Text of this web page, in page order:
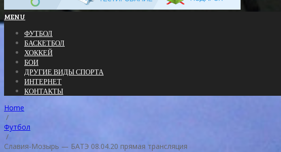
MENU
ФУТБОЛ
БАСКЕТБОЛ
ХОККЕЙ
БОИ
ДРУГИЕ ВИДЫ СПОРТА
ИНТЕРНЕТ
КОНТАКТЫ
Home
/
Футбол
/
Славия-Мозырь — БАТЭ 08.04.20 прямая трансляция